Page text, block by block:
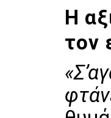
Η
τον